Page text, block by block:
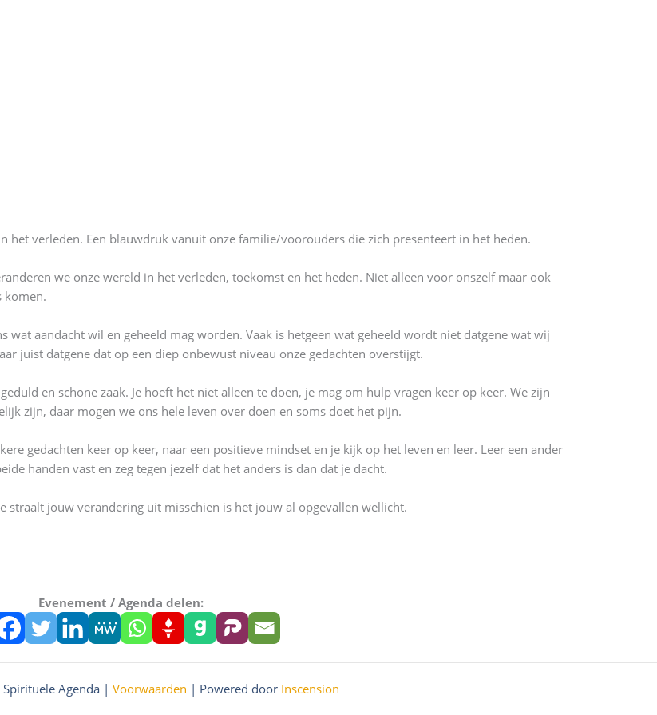
het verleden. Een blauwdruk vanuit onze familie/voorouders die zich presenteert in het heden.
we onze wereld in het verleden, toekomst en het heden. Niet alleen voor onszelf maar ook
komen.
wat aandacht wil en geheeld mag worden. Vaak is hetgeen wat geheeld wordt niet datgene wat wij
juist datgene dat op een diep onbewust niveau onze gedachten overstijgt.
en schone zaak. Je hoeft het niet alleen te doen, je mag om hulp vragen keer op keer. We zijn
zijn, daar mogen we ons hele leven over doen en soms doet het pijn.
gedachten keer op keer, naar een positieve mindset en je kijk op het leven en leer. Leer een ander
handen vast en zeg tegen jezelf dat het anders is dan dat je dacht.
straalt jouw verandering uit misschien is het jouw al opgevallen wellicht.
Evenement / Agenda delen:
Agenda | Voorwaarden | Powered door Inscension